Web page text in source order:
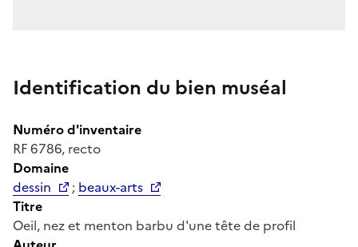
Identification du bien muséal
Numéro d'inventaire
RF 6786, recto
Domaine
dessin
; beaux-arts
Titre
Oeil, nez et menton barbu d'une tête de profil